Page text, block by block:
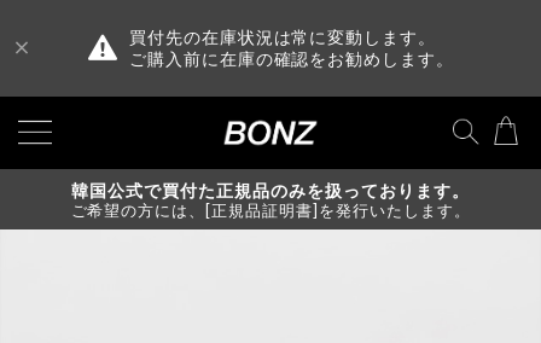
買付先の在庫状況は常に変動します。
ご購入前に在庫の確認をお勧めします。
韓国公式で買付た正規品のみを扱っております。
ご希望の方には、[正規品証明書]を発行いたします。